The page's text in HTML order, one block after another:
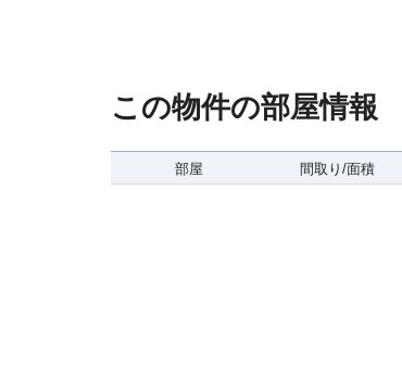
この物件の部屋情報
部屋 間取り/面積